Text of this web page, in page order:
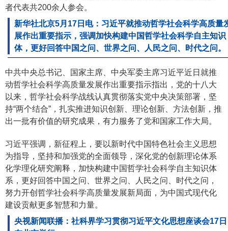
者代表共200余人参会。
新华社北京5月17日电：习近平就推动哲学社会科学高质量
展作出重要指示，强调加快构建中国哲学社会科学自主知识
体，更好回答中国之问、世界之问、人民之问、时代之问。
中共中央总书记、国家主席、中央军委主席习近平近日就推
动哲学社会科学高质量发展作出重要指示指出，党的十八大
以来，哲学社会科学战线认真贯彻落实党中央决策部署，坚
持“两个结合”，扎实推进知识创新、理论创新、方法创新，推
出一批有价值的研究成果，有力服务了党和国家工作大局。
习近平强调，新征程上，要以新时代中国特色社会主义思想
为指导，坚持和加强党的全面领导，深化党的创新理论体系
化学理化研究阐释，加快构建中国哲学社会科学自主知识体
系，更好回答中国之问、世界之问、人民之问、时代之问，
努力开创哲学社会科学高质量发展新局面，为中国式现代化
建设贡献更多智慧和力量。
央视新闻联播：社科界学习贯彻习近平文化思想座谈会17日